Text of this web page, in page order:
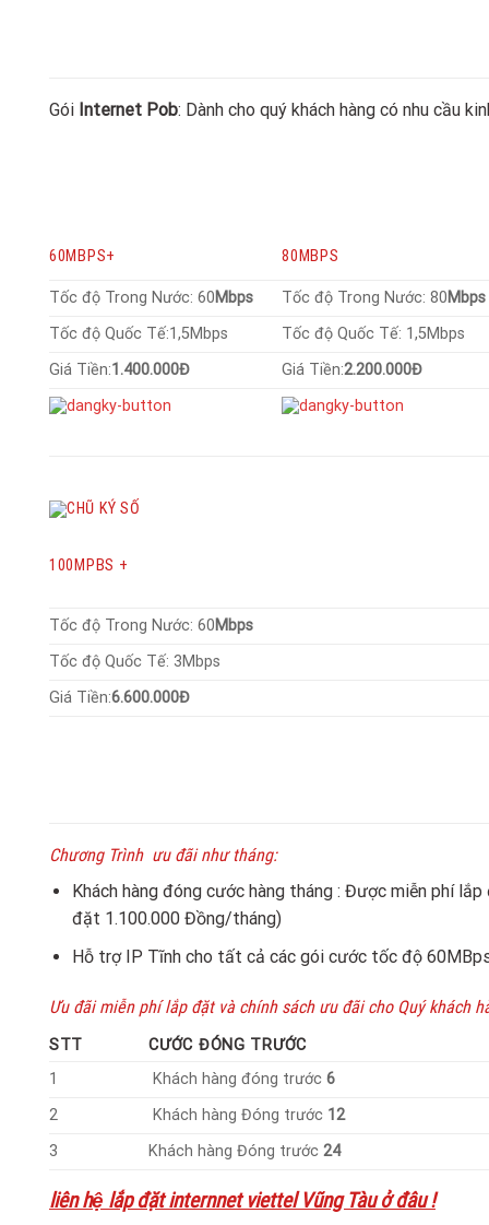
Gói Internet Pob: Dành cho quý khách hàng có nhu cầu
60MBPS+ 80MBPS
Tốc độ Trong Nước: 60Mbps Tốc độ Trong Nước: 80
Tốc độ Quốc Tế:1,5Mbps
Tốc độ Quốc Tế: 1,5Mbps
Giá Tiền:1.400.000Đ Giá Tiền:2.200.000Đ
100MPBS +
Tốc độ Trong Nước: 60Mbps
Tốc độ Quốc Tế: 3Mbps
Giá Tiền:6.600.000Đ
Chương Trình ưu đãi như tháng:
Khách hàng đóng cước hàng tháng : Được miễn phí
đặt 1.100.000 Đồng/tháng)
Hỗ trợ IP Tĩnh cho tất cả các gói cước tốc độ
Ưu đãi miễn phí lắp đặt và chính sách ưu đãi cho Quý khách
STT
CƯỚC ĐÓNG TRƯỚC
1
Khách hàng đóng trước6
2
Khách hàng Đóng trước 12
3
Khách hàng Đóng trước24
liên hệ lắp đặt internnet viettel Vũng Tàu ở đâu !